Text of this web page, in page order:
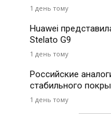
1 день тому
Huawei
Stelato G9
1 день тому
Российские
стабильного
1 день тому